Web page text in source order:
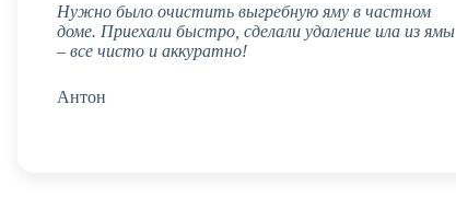
Нужно было очистить выгребную яму в частном
доме. Приехали быстро, сделали удаление ила из ямы
– все чисто и аккуратно!
Антон